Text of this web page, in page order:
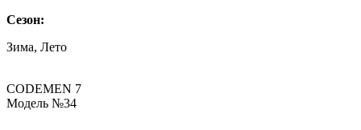
Сезон:
Зима, Лето
CODEMEN 7
Модель №34